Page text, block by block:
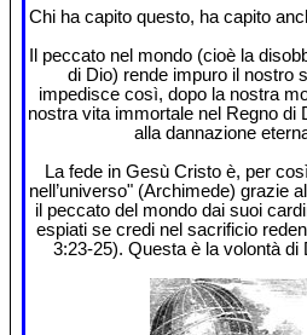
Chi ha capito questo, ha capito
Il peccato nel mondo (cioè la
di Dio) rende impuro il nostro
impedisce così, dopo la nostra
nostra vita immortale nel Regno di
alla dannazione
La fede in Gesù Cristo è, per
nell’universo" (Archimede) grazie
il peccato del mondo dai suoi
espiati se credi nel sacrificio
3:23-25). Questa è la volontà di